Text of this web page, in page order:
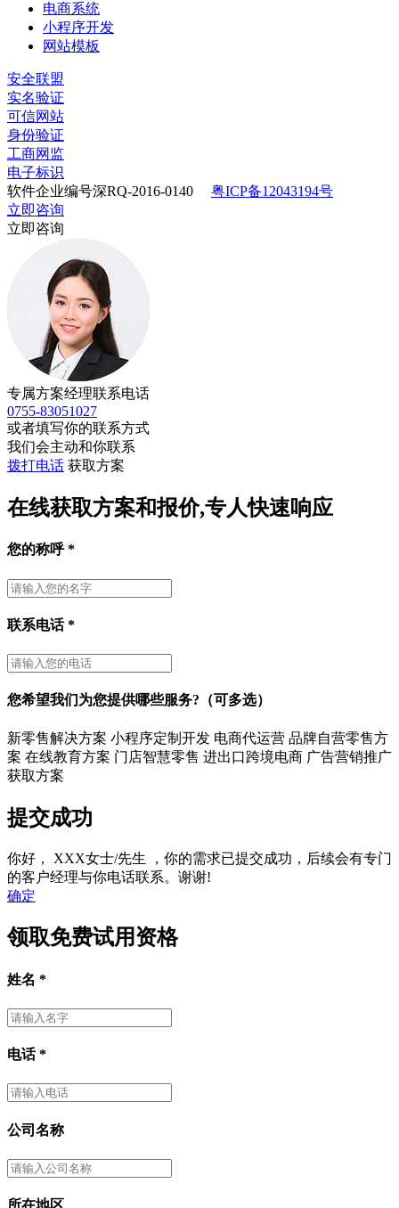
电商系统
小程序开发
网站模板
安全联盟
实名验证
可信网站
身份验证
工商网监
电子标识
软件企业编号深RQ-2016-0140
粤ICP备12043194号
立即咨询
立即咨询
专属方案经理联系电话
0755-83051027
或者填写你的联系方式
我们会主动和你联系
拨打电话 获取方案
在线获取方案和报价,专人快速响应
您的称呼*
联系电话*
您希望我们为您提供哪些服务?（可多选）
新零售解决方案 小程序定制开发 电商代运营 品牌自营零售方
案 在线教育方案 门店智慧零售 进出口跨境电商 广告营销推广
获取方案
提交成功
你好， XXX女士/先生
，你的需求已提交成功，后续会有专门
的客户经理与你电话联系。谢谢!
确定
领取免费试用资格
姓名 *
电话*
公司名称